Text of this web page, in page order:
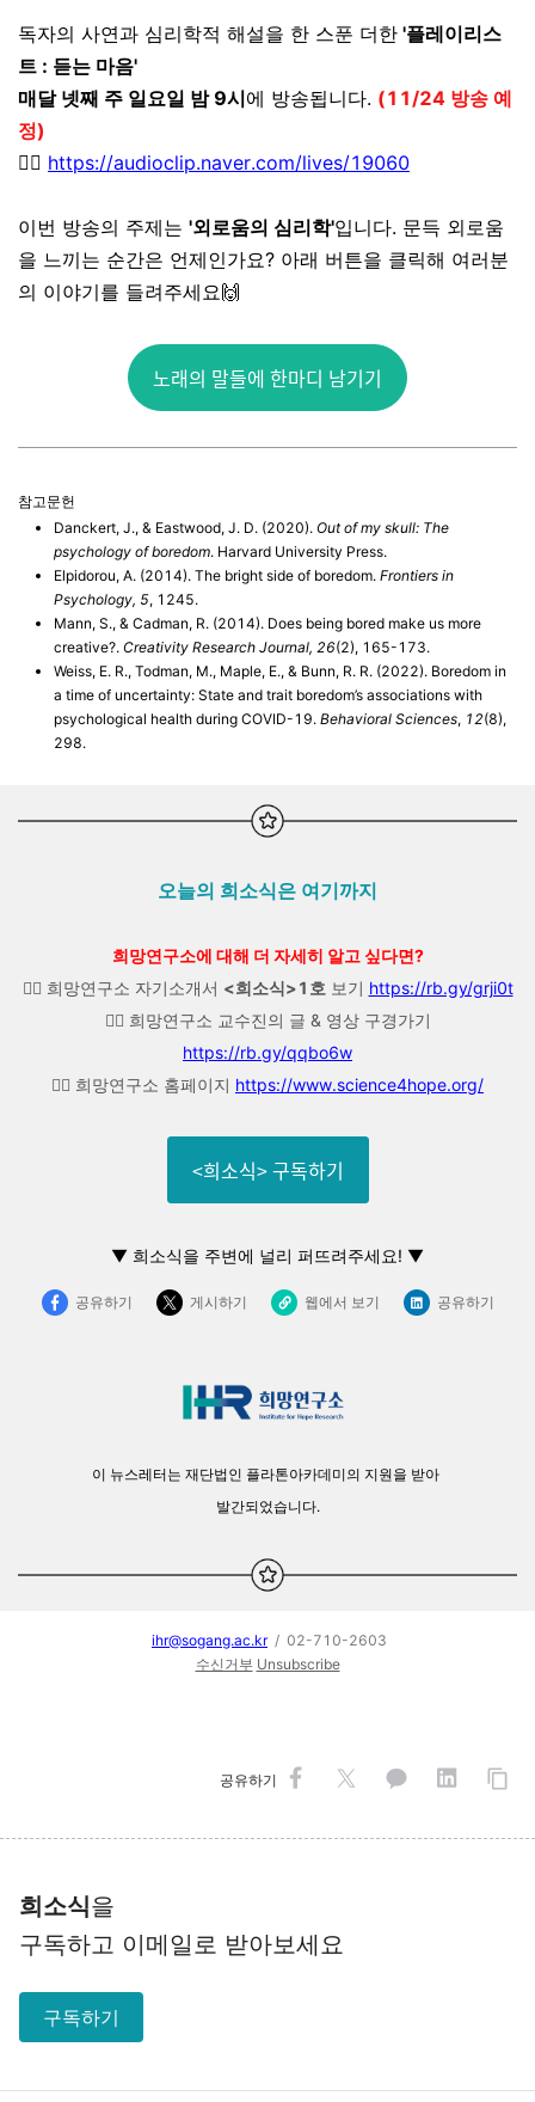
독자의 사연과 심리학적 해설을 한 스푼 더한 '플레이리스
트 : 듣는 마음'
매달 넷째 주 일요일 밤 9시에 방송됩니다. (11/24 방송 예
정)
👉🏼 https://audioclip.naver.com/lives/19060
이번 방송의 주제는 '외로움의 심리학'입니다. 문득 외로움
을 느끼는 순간은 언제인가요? 아래 버튼을 클릭해 여러분
의 이야기를 들려주세요🙌
노래의 말들에 한마디 남기기
참고문헌
Danckert, J., & Eastwood, J. D. (2020). Out of my skull: The
psychology of boredom. Harvard University Press.
Elpidorou, A. (2014). The bright side of boredom. Frontiers in
Psychology, 5, 1245.
Mann, S., & Cadman, R. (2014). Does being bored make us more
creative?. Creativity Research Journal, 26(2), 165-173.
Weiss, E. R., Todman, M., Maple, E., & Bunn, R. R. (2022). Boredom in
a time of uncertainty: State and trait boredom’s associations with
psychological health during COVID-19. Behavioral Sciences, 12(8),
298.
오늘의 희소식은 여기까지
희망연구소에 대해 더 자세히 알고 싶다면?
👉🏼 희망연구소 자기소개서 <희소식>1호 보기 https://rb.gy/grji0t
👉🏼 희망연구소 교수진의 글 & 영상 구경가기
https://rb.gy/qqbo6w
👉🏼 희망연구소 홈페이지 https://www.science4hope.org/
<희소식> 구독하기
▼ 희소식을 주변에 널리 퍼뜨려주세요! ▼
공유하기 게시하기 웹에서 보기 공유하기
이 뉴스레터는 재단법인 플라톤아카데미의 지원을 받아
발간되었습니다.
ihr@sogang.ac.kr/ 02-710-2603
수신거부 Unsubscribe
공유하기
희소식을
구독하고 이메일로 받아보세요
구독하기